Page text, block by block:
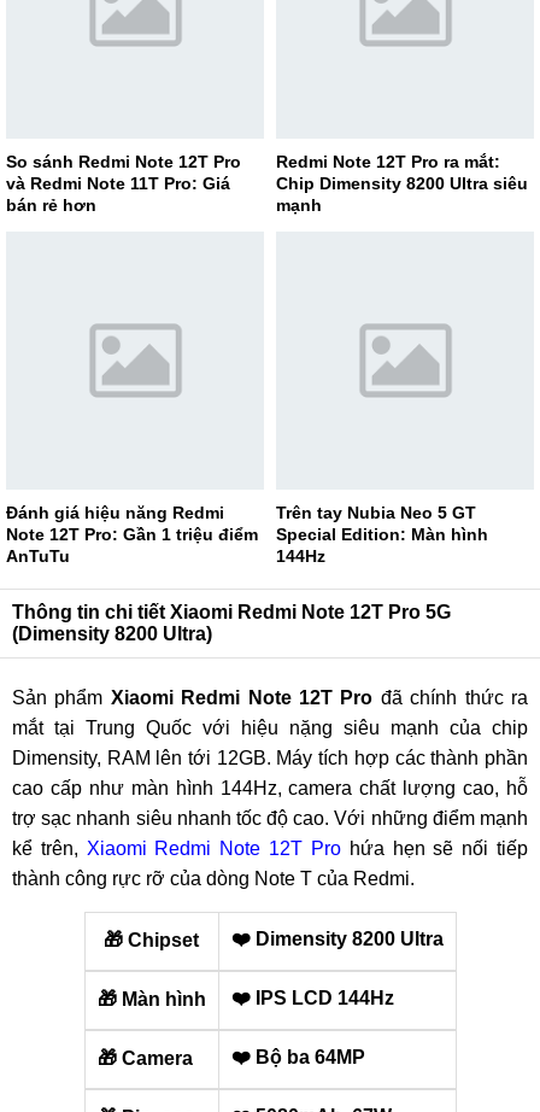
So sánh Redmi Note 12T Pro
và Redmi Note 11T Pro: Giá
bán rẻ hơn
Redmi Note 12T Pro ra mắt:
Chip Dimensity 8200 Ultra siêu
mạnh
Đánh giá hiệu năng Redmi
Note 12T Pro: Gần 1 triệu điểm
AnTuTu
Trên tay Nubia Neo 5 GT
Special Edition: Màn hình
144Hz
Thông tin chi tiết Xiaomi Redmi Note 12T Pro 5G
(Dimensity 8200 Ultra)
Sản phẩm Xiaomi Redmi Note 12T Pro đã chính thức ra
mắt tại Trung Quốc với hiệu nặng siêu mạnh của chip
Dimensity, RAM lên tới 12GB. Máy tích hợp các thành phần
cao cấp như màn hình 144Hz, camera chất lượng cao, hỗ
trợ sạc nhanh siêu nhanh tốc độ cao. Với những điểm mạnh
kể trên, Xiaomi Redmi Note 12T Prohứa hẹn sẽ nối tiếp
thành công rực rỡ của dòng Note T của Redmi.
🎁 Chipset ❤️ Dimensity 8200 Ultra
🎁 Màn hình ❤️ IPS LCD 144Hz
🎁 Camera ❤️ Bộ ba 64MP